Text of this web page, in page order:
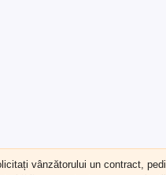
vânzătorului un contract,